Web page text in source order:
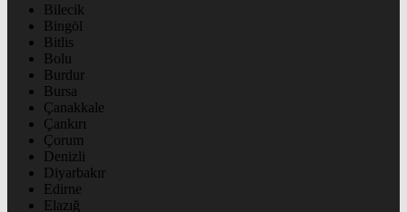
Bilecik
Bingöl
Bitlis
Bolu
Burdur
Bursa
Çanakkale
Çankırı
Çorum
Denizli
Diyarbakır
Edirne
Elazığ